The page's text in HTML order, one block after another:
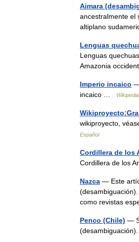
Aimara
ancestralmente el
altiplano
Lenguas
Lenguas
Amazonia
Imperio incaico —
incaico …
wikiproyecto,
Español
Cordillera de los
Cordillera de los
Nazca — Este
como revistas
Penco (Chile) —